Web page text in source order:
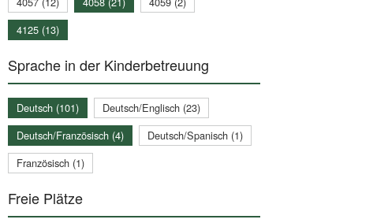
4125 (13)
Sprache in der Kinderbetreuung
Deutsch (101)
Deutsch/Englisch (23)
Deutsch/Französisch (4)
Deutsch/Spanisch (1)
Französisch (1)
Freie Plätze